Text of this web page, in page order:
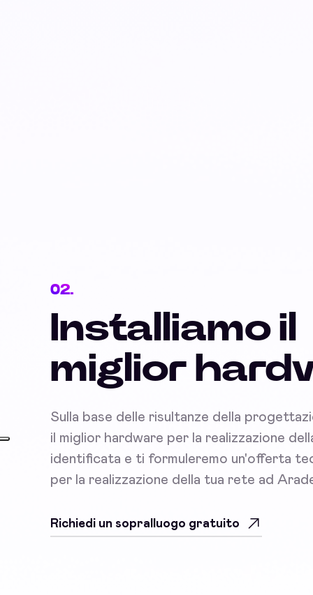
02.
Installiamo il
miglior
Sulla base delle risultanze della
il miglior hardware per la realizzazione
identificata e ti formuleremo un'offerta
per la realizzazione della tua rete ad
Richiedi un sopralluogo gratuito